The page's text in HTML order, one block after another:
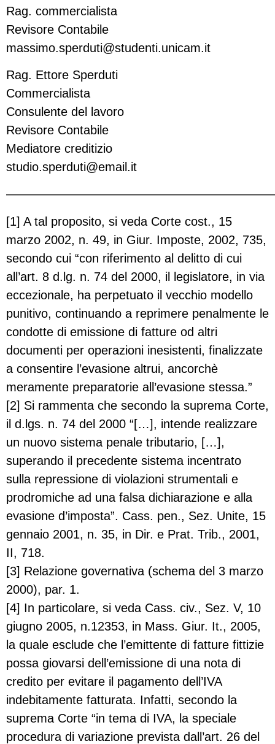
Rag. commercialista
Revisore Contabile
massimo.sperduti@studenti.unicam.it
Rag. Ettore Sperduti
Commercialista
Consulente del lavoro
Revisore Contabile
Mediatore creditizio
studio.sperduti@email.it
[1] A tal proposito, si veda Corte cost., 15
marzo 2002, n. 49, in Giur. Imposte, 2002, 735,
secondo cui “con riferimento al delitto di cui
all’art. 8 d.lg. n. 74 del 2000, il legislatore, in via
eccezionale, ha perpetuato il vecchio modello
punitivo, continuando a reprimere penalmente le
condotte di emissione di fatture od altri
documenti per operazioni inesistenti, finalizzate
a consentire l’evasione altrui, ancorchè
meramente preparatorie all’evasione stessa.”
[2] Si rammenta che secondo la suprema Corte,
il d.lgs. n. 74 del 2000 “[…], intende realizzare
un nuovo sistema penale tributario, […],
superando il precedente sistema incentrato
sulla repressione di violazioni strumentali e
prodromiche ad una falsa dichiarazione e alla
evasione d’imposta”. Cass. pen., Sez. Unite, 15
gennaio 2001, n. 35, in Dir. e Prat. Trib., 2001,
II, 718.
[3] Relazione governativa (schema del 3 marzo
2000), par. 1.
[4] In particolare, si veda Cass. civ., Sez. V, 10
giugno 2005, n.12353, in Mass. Giur. It., 2005,
la quale esclude che l’emittente di fatture fittizie
possa giovarsi dell’emissione di una nota di
credito per evitare il pagamento dell’IVA
indebitamente fatturata. Infatti, secondo la
suprema Corte “in tema di IVA, la speciale
procedura di variazione prevista dall’art. 26 del